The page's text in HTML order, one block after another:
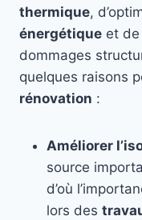
thermique,
énergétique et de
dommages
quelques raisons
rénovation :
Améliorer
source
d’où
lors des